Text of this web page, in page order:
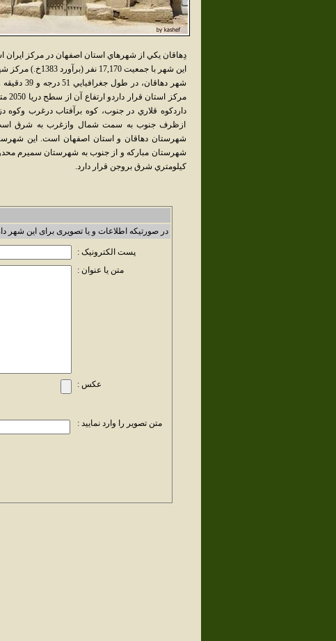
دِهاقان يکي از شهرهاي استان اصفهان در مرکز ايران
اين شهر با جمعيت 17,170 نفر (برآورد 1383خ.) مرکز شهرستان دهاقان است.
داردکوه قلاري در جنوب، کوه برآفتاب درغرب
ازظرف جنوب به سمت شمال وازغرب به شرق
شهرستان دهاقان و استان اصفهان است. اين
کيلومتري شرق بروجن قرار دارد.
در صورتیکه اطلاعات و یا تصویری برای این شهر
پست الکترونیک :
متن یا عنوان :
عکس :
متن تصویر را وارد نمایید :